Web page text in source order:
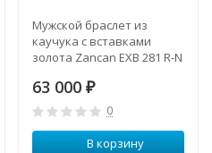
Мужской браслет из
каучука с вставками
золота Zancan EXB 281 R-N
63 000 ₽
0
В корзину